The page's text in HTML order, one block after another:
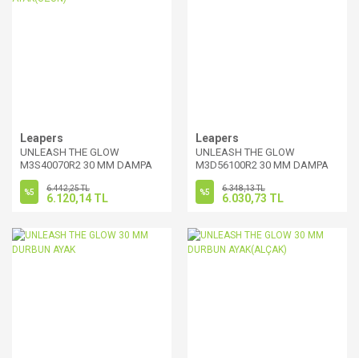
Leapers
UNLEASH THE GLOW
M3S40070R2 30 MM DAMPA
AYAK(UZUN)
%5 6.442,25 TL
6.120,14 TL
Leapers
UNLEASH THE GLOW
M3D56100R2 30 MM DAMPA
AYAK
%5 6.348,13 TL
6.030,73 TL